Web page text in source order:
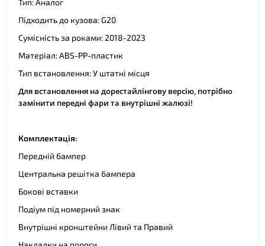
Тип: Аналог
Підходить до кузова: G20
Сумісність за роками: 2018-2023
Матеріал: ABS-PP-пластик
Тип встановлення: У штатні місця
Для встановлення на дорестайлінгову версію, потрібно
замінити передні фари та внутрішні жалюзі!
Комплектація:
Передній бампер
Центральна решітка бампера
Бокові вставки
Подіум під номерний знак
Внутрішні кронштейни Лівий та Правий